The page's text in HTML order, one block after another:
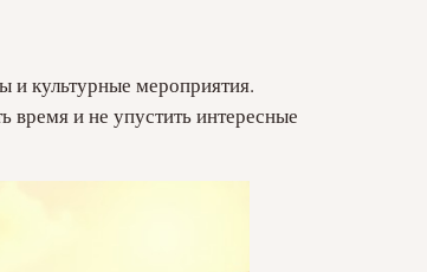
и культурные мероприятия.
время и не упустить интересные